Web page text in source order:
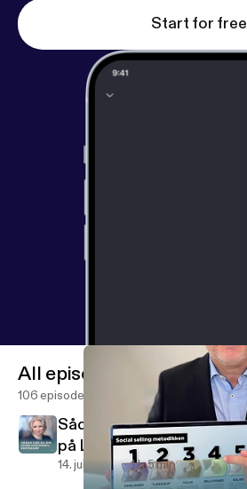
Start for free
All episodes
106 episodes
Sådan gør du din
på LinkedIn
14. juli 2026 1 h 5 min